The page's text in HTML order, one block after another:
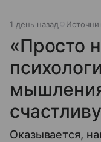
1 день назад
«Просто
Оказывается,